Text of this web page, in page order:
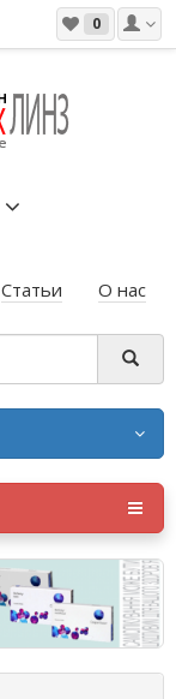
0
Статьи О нас